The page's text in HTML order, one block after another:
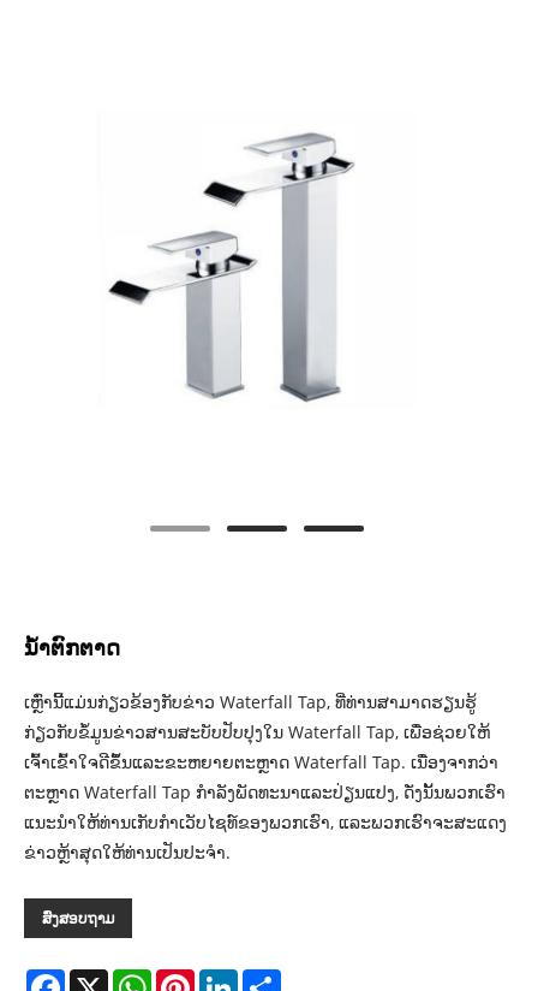
ນ້ຳຕົກຕາດ
ເຫຼົ່ານີ້ແມ່ນກ່ຽວຂ້ອງກັບຂ່າວ Waterfall Tap, ທີ່ທ່ານສາມາດຮຽນຮູ້
ກ່ຽວກັບຂໍ້ມູນຂ່າວສານສະບັບປັບປຸງໃນ Waterfall Tap, ເພື່ອຊ່ວຍໃຫ້
ເຈົ້າເຂົ້າໃຈດີຂຶ້ນແລະຂະຫຍາຍຕະຫຼາດ Waterfall Tap. ເນື່ອງຈາກວ່າ
ຕະຫຼາດ Waterfall Tap ກໍາລັງພັດທະນາແລະປ່ຽນແປງ, ດັ່ງນັ້ນພວກເຮົາ
ແນະນໍາໃຫ້ທ່ານເກັບກໍາເວັບໄຊທ໌ຂອງພວກເຮົາ, ແລະພວກເຮົາຈະສະແດງ
ຂ່າວຫຼ້າສຸດໃຫ້ທ່ານເປັນປະຈໍາ.
ສົ່ງສອບຖາມ
Facebook
X WhatsAppPinterestLinkedIn